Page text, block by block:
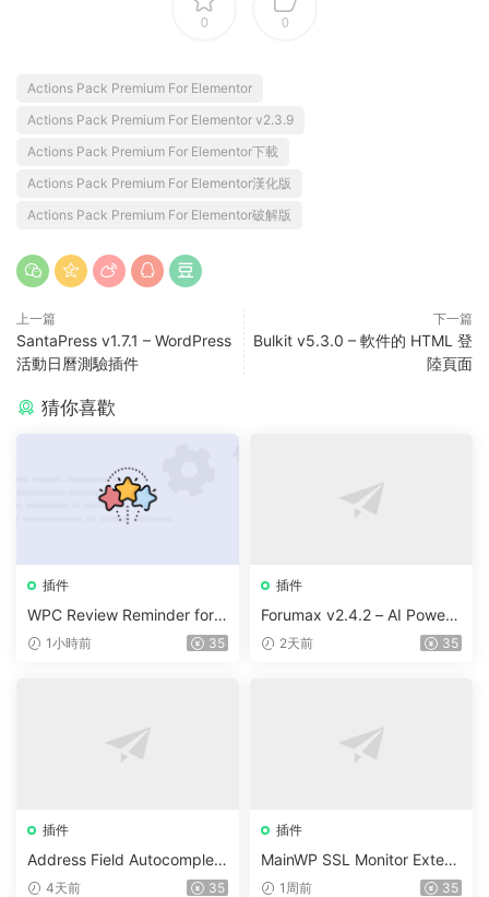
0 0
Actions Pack Premium For Elementor
Actions Pack Premium For Elementor v2.3.9
Actions Pack Premium For Elementor下載
Actions Pack Premium For Elementor漢化版
Actions Pack Premium For Elementor破解版
上一篇
SantaPress v1.7.1 – WordPress
活動日曆測驗插件
下一篇
Bulkit v5.3.0 – 軟件的 HTML 登
陸頁面
猜你喜歡
插件
WPC Review Reminder for
WooCommerce v1.0.4
1小時前 35
插件
Forumax v2.4.2 – AI Powere
d Advanced Community For
2天前 35
插件
Address Field Autocomplete
For WooCommerce v1.3.2
4天前 35
插件
MainWP SSL Monitor Extens
ion v5.2
1周前 35